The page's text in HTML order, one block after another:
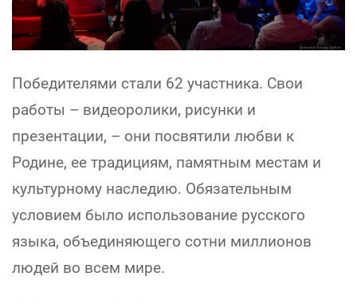
Победителями стали 62 участника. Свои
работы – видеоролики, рисунки и
презентации, – они посвятили любви к
Родине, ее традициям, памятным местам и
культурному наследию. Обязательным
условием было использование русского
языка, объединяющего сотни миллионов
людей во всем мире.